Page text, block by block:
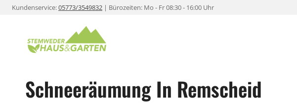
ZumKundenservice:05773/3549832 | Bürozeiten: Mo - Fr 08:30 - 16:00 Uhr
Schneeräumung In Remscheid